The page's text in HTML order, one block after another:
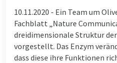
10.11.2020 - Ein Team um
Fachblatt „Nature
dreidimensionale Struktur
vorgestellt. Das Enzym
dass diese ihre Funktionen